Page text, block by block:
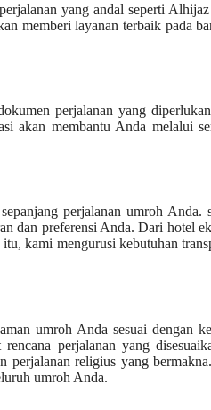
yang andal seperti
memberi layanan terbaik pada
perjalanan yang
akan membantu Anda melalui
perjalanan umroh Anda.
dan preferensi Anda. Dari hotel
kami mengurusi kebutuhan
umroh Anda sesuai dengan
perjalanan yang
perjalanan religius yang
umroh Anda.